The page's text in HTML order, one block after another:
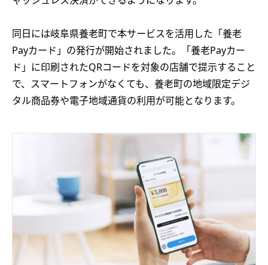
同日には岐阜県養老町で本サービスを活用した「養老
Payカード」の発行が開始されました。「養老Payカー
ド」に印刷されたQRコードを対象の店舗で提示すること
で、スマートフォンがなくても、養老町の地域限定デジ
タル商品券や電子地域通貨の利用が可能となります。